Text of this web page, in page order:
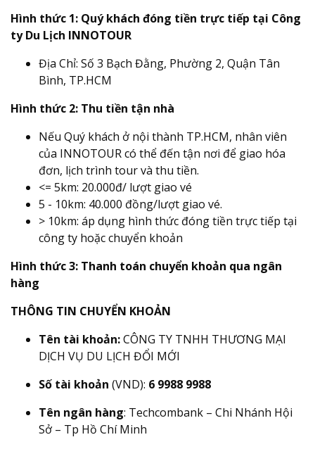
Hình thức 1: Quý khách đóng tiền trực tiếp tại Công
ty Du Lịch INNOTOUR
Địa Chỉ: Số 3 Bạch Đằng, Phường 2, Quận Tân
Bình, TP.HCM
Hình thức 2: Thu tiền tận nhà
Nếu Quý khách ở nội thành TP.HCM, nhân viên
của INNOTOUR có thể đến tận nơi để giao hóa
đơn, lịch trình tour và thu tiền.
<= 5km: 20.000đ/ lượt giao vé
5 - 10km: 40.000 đồng/lượt giao vé.
> 10km: áp dụng hình thức đóng tiền trực tiếp tại
công ty hoặc chuyển khoản
Hình thức 3: Thanh toán chuyển khoản qua ngân
hàng
THÔNG TIN CHUYỂN KHOẢN
Tên tài khoản:CÔNG TY TNHH THƯƠNG MẠI
DỊCH VỤ DU LỊCH ĐỔI MỚI
Số tài khoản (VND): 6 9988 9988
Tên ngân hàng: Techcombank – Chi Nhánh Hội
Sở – Tp Hồ Chí Minh